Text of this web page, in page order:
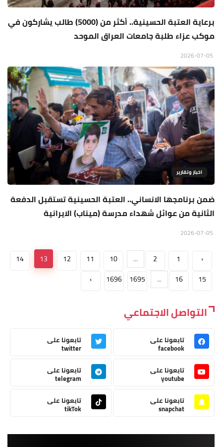
برعاية العتبة الحسينية.. أكثر من (5000) طالب يشاركون في
موكب عزاء طلبة جامعات العراق الموحد
اخبار وتقارير
ضمن برنامجها الانساني.. العتبة الحسينية تستقبل الدفعة
الثانية من عوائل شهداء مدرسة (ميناب) الايرانية
‹
1
2
...
10
11
12
13
14
15
16
...
1695
1696
›
التواصل الاجتماعي
تابعونا على
facebook
تابعونا على
twitter
تابعونا على
youtube
تابعونا على
telegram
تابعونا على
snapchat
تابعونا على
tikTok